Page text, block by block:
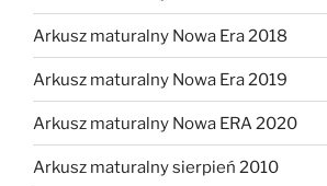
Arkusz maturalny Nowa Era 2018
Arkusz maturalny Nowa Era 2019
Arkusz maturalny Nowa ERA 2020
Arkusz maturalny sierpień 2010